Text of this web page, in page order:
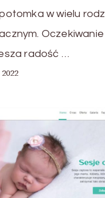
w wielu
radość …